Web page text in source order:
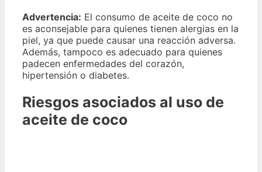
Advertencia: El consumo de aceite de coco no
es aconsejable para quienes tienen alergias en la
piel, ya que puede causar una reacción adversa.
Además, tampoco es adecuado para quienes
padecen enfermedades del corazón,
hipertensión o diabetes.
Riesgos asociados al uso de
aceite de coco